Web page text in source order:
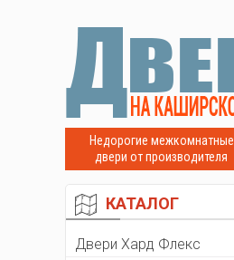
Недорогие межкомнатные
двери от производителя
КАТАЛОГ
Двери Хард Флекс